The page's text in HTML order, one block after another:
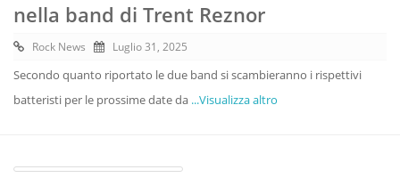
nella band di Trent Reznor
Rock News Luglio 31, 2025
Secondo quanto riportato le due band si scambieranno i rispettivi
batteristi per le prossime date da ...Visualizza altro